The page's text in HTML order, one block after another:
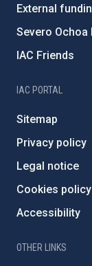
External
Severo
IAC Friends
IAC PORTAL
Sitemap
Privacy policy
Legal notice
Cookies policy
Accessibility
OTHER LINKS